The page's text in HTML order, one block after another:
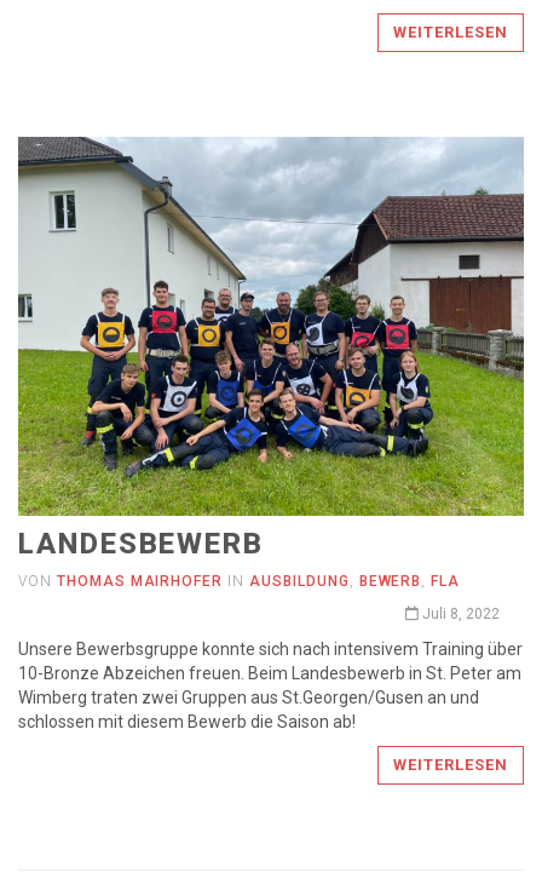
WEITERLESEN
LANDESBEWERB
VON THOMAS MAIRHOFER IN AUSBILDUNG BEWERB ,FLA
Juli 8, 2022
Unsere Bewerbsgruppe konnte sich nach intensivem Training über
10-Bronze Abzeichen freuen. Beim Landesbewerb in St. Peter am
Wimberg traten zwei Gruppen aus St.Georgen/Gusen an und
schlossen mit diesem Bewerb die Saison ab!
WEITERLESEN